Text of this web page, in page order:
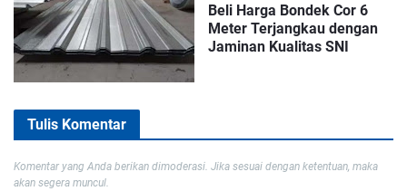
Beli Harga Bondek Cor 6
Meter Terjangkau dengan
Jaminan Kualitas SNI
Tulis Komentar
Komentar yang Anda berikan dimoderasi. Jika sesuai dengan ketentuan, maka
akan segera muncul.